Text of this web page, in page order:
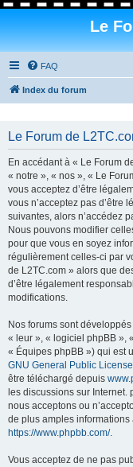
Le
FAQ
Index du forum
Le Forum de
En accédant à « Le Forum
« notre », « nos », « Le
vous acceptez d’être
vous n’acceptez pas d’être
suivantes, alors n’accédez
Nous pouvons modifier
pour que vous en soyez
régulièrement celles-ci par
de L2TC.com » alors que
d’être légalement
modifications.
Nos forums sont
« leur », « logiciel phpBB »,
« Équipes phpBB ») qui est
GNU General Public
être téléchargé depuis
les discussions sur Internet.
nous acceptons ou
de plus amples
https://www.phpbb.com/.
Vous acceptez de ne pas